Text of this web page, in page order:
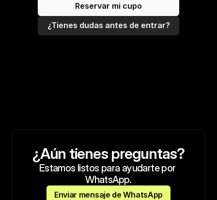
Reservar mi cupo
¿Tienes dudas antes de entrar?
¿Aún tienes preguntas?
Estamos listos para ayudarte por
WhatsApp.
Enviar mensaje de WhatsApp